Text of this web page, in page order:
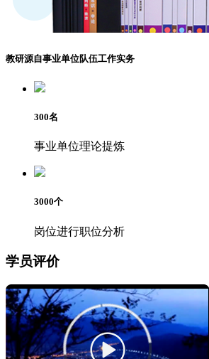
教研源自事业单位队伍工作实务
300名
事业单位理论提炼
3000个
岗位进行职位分析
学员评价